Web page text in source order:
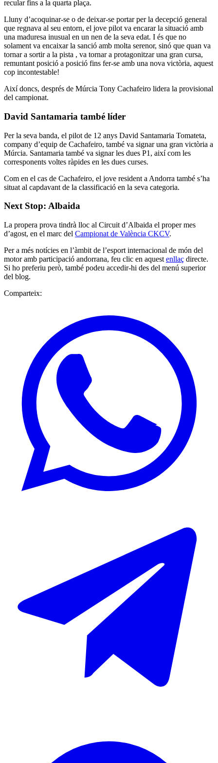
recular fins a la quarta plaça.
Lluny d’acoquinar-se o de deixar-se portar per la decepció general
que regnava al seu entorn, el jove pilot va encarar la situació amb
una maduresa inusual en un nen de la seva edat. I és que no
solament va encaixar la sanció amb molta serenor, sinó que quan va
tornar a sortir a la pista , va tornar a protagonitzar una gran cursa,
remuntant posició a posició fins fer-se amb una nova victòria, aquest
cop incontestable!
Així doncs, després de Múrcia Tony Cachafeiro lidera la provisional
del campionat.
David Santamaria també líder
Per la seva banda, el pilot de 12 anys David Santamaria Tomateta,
company d’equip de Cachafeiro, també va signar una gran victòria a
Múrcia. Santamaria també va signar les dues P1, així com les
corresponents voltes ràpides en les dues curses.
Com en el cas de Cachafeiro, el jove resident a Andorra també s’ha
situat al capdavant de la classificació en la seva categoria.
Next Stop: Albaida
La propera prova tindrà lloc al Circuit d’Albaida el proper mes
d’agost, en el marc del Campionat de València CKCV.
Per a més notícies en l’àmbit de l’esport internacional de món del
motor amb participació andorrana, feu clic en aquest enllaç directe.
Si ho preferiu però, també podeu accedir-hi des del menú superior
del blog.
Comparteix: